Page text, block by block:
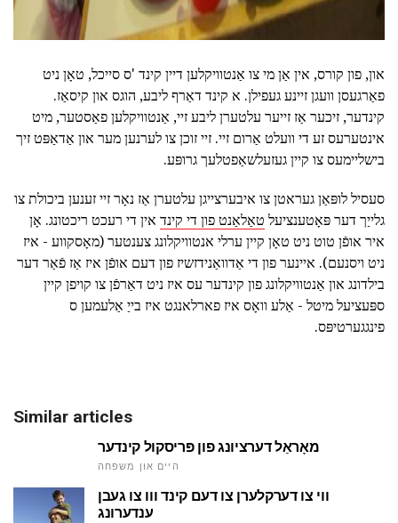
און, פון קורס, אין אַן מי צו אַנטוויקלען דיין קינד 'ס סייכל, טאָן ניט
פאַרגעסן וועגן זיינע געפילן. א קינד דאַרף ליבע, הוגס און קיסאַז.
קינדער, זיכער אַז זייער עלטערן ליבע זיי, אַנטוויקלען פאַסטער, מיט
אינטערעס זע די וועלט אַרום זיי. זיי זוכן צו לערנען מער און אַדאַפּט זיך
בישליימעס צו קיין געזעלשאַפטלעך גרופּע.
סעסיל לופּאַן געראטן צו איבערצייגן עלטערן אַז נאָר זיי זענען ביכולת צו
גלייַך דער פּאָטענציעל טאַלאַנט פון די קינד אין די רעכט ריכטונג. אָן
איר אופֿן טוט ניט טאָן קיין ערלי אנטוויקלונג צענטער (מאָסקווע - איז
ניט ויסנעם). איינער פון די אַדוואַנידזשיז פון דעם אופֿן איז אַז פֿאַר דער
בילדונג און אַנטוויקלונג פון קינדער עס איז ניט דאַרפֿן צו קויפן קיין
ספּעציעל מיטל - אַלע וואָס איז פארלאנגט איז בייַ אַלעמען ס
פינגגערטיפּס.
Similar articles
מאָראַל דערציונג פון פּריסקול קינדער
היים און משפּחה
ווי צו דערקלערן צו דעם קינד ווו צו געבן
ענדערונג